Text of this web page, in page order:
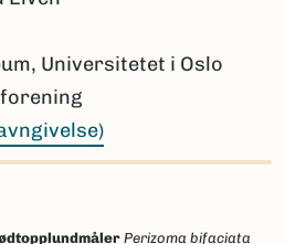
Universitetet i Oslo
Perizoma bifaciata